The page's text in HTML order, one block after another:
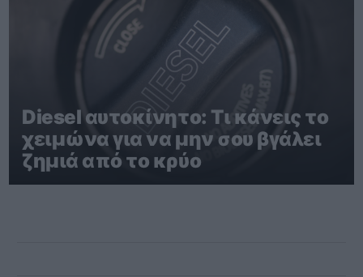
Diesel αυτοκίνητο: Τι κάνεις το
χειμώνα για να μην σου βγάλει
ζημιά από το κρύο